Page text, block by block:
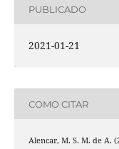
PUBLICADO
2021-01-21
COMO CITAR
Alencar, M. S. M. de A.